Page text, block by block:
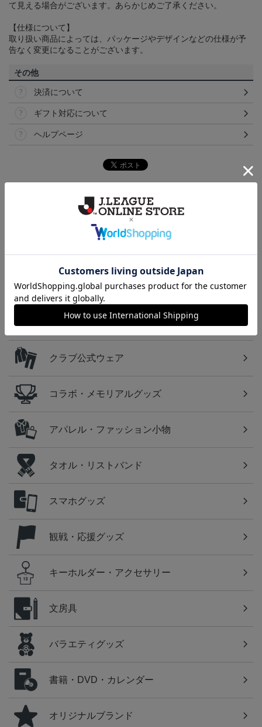
て見える場合がございます。あらかじめご了承ください。
【仕様について】
取り扱い商品によっては、パッケージやデザインなどの仕様が予
告なく変更になることがございます。
その他
決済について
ギフト対応について
ヘルプページ
カマタマーレ讃岐のすべてのグッズをチェックした
カテゴリから探す
クラブ公式ウェア
コラボ・メモリアルグッズ
アパレル・ファッション小物
タオル・リストバンド
スマホグッズ
観戦・応援グッズ
キーホルダー・アクセサリー
文房具
バラエティグッズ
書籍・DVD・カレンダー
オリジナルブランド